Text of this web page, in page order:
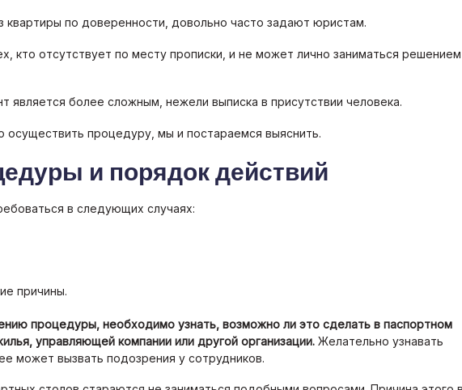
квартиры по доверенности, довольно часто задают юристам.
кто отсутствует по месту прописки, и не может лично заниматься решением
является более сложным, нежели выписка в присутствии человека.
осуществить процедуру, мы и постараемся выяснить.
и порядок действий
в следующих случаях:
причины.
процедуры, необходимо узнать, возможно ли это сделать в паспортном
управляющей компании или другой организации. Желательно узнавать
может вызвать подозрения у сотрудников.